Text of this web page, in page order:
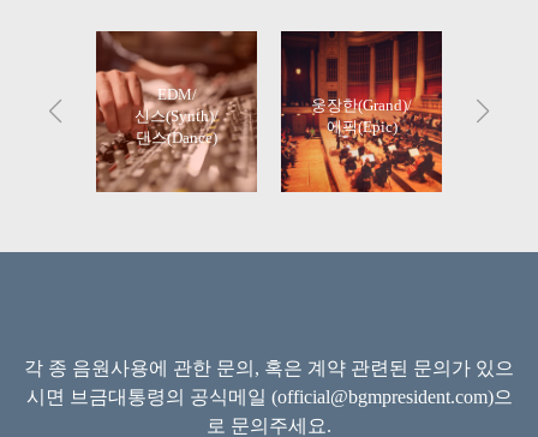
EDM/
신스(Synth)/
댄스(Dance)
웅장한(Grand)/
에픽(Epic)
각 종 음원사용에 관한 문의, 혹은 계약 관련된 문의가 있으
시면 브금대통령의 공식메일 (official@bgmpresident.com)으
로 문의주세요.